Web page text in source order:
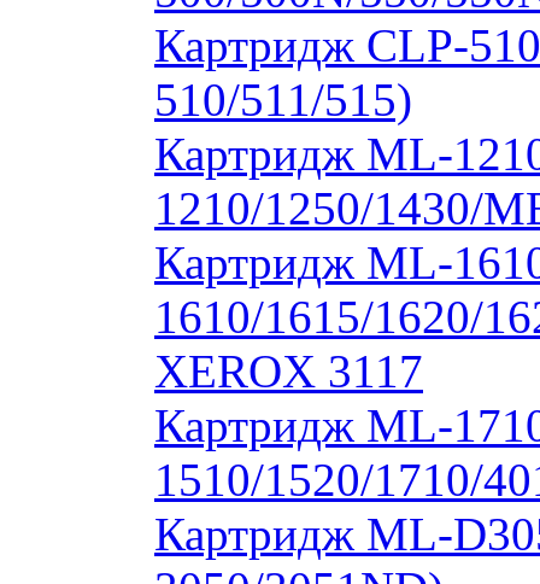
Картридж CLP-
510/511/515)
Картридж ML-
1210/1250/1430/
Картридж ML-
1610/1615/1620/
XEROX 3117
Картридж ML-
1510/1520/1710/
Картридж ML-